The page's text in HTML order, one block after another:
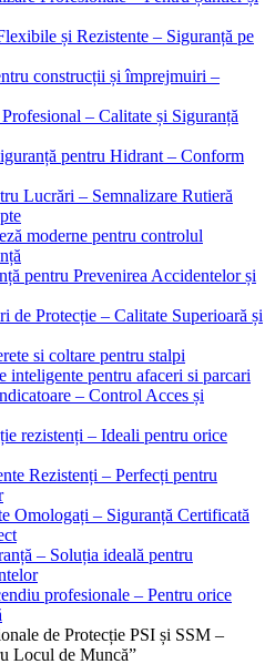
și Rezistente – Siguranță pe
construcții și împrejmuiri –
– Calitate și Siguranță
pentru Hidrant – Conform
Lucrări – Semnalizare Rutieră
moderne pentru controlul
pentru Prevenirea Accidentelor și
de Protecție – Calitate Superioară și
si coltare pentru stalpi
inteligente pentru afaceri si parcari
– Control Acces și
rezistenți – Ideali pentru orice
Rezistenți – Perfecți pentru
Omologați – Siguranță Certificată
– Soluția ideală pentru
profesionale – Pentru orice